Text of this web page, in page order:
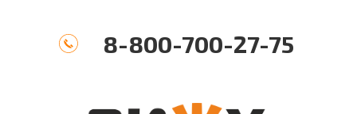
8-800-700-27-75